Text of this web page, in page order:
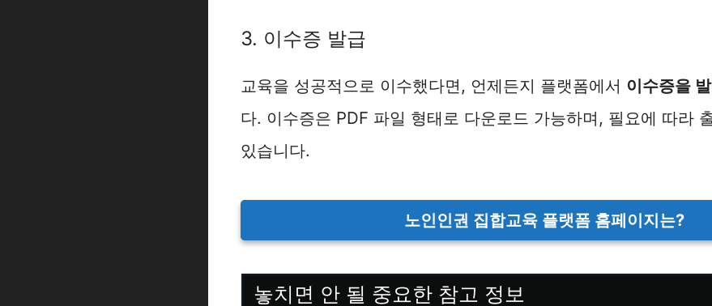
3. 이수증 발급
교육을 성공적으로 이수했다면, 언제든지 플랫폼에서 이수증을
다. 이수증은 PDF 파일 형태로 다운로드 가능하며, 필요에 따라
있습니다.
노인인권 집합교육 플랫폼 홈페이지는?
놓치면 안 될 중요한 참고 정보